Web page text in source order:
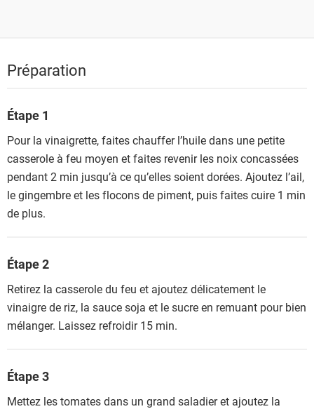
Préparation
Étape 1
Pour la vinaigrette, faites chauffer l’huile dans une petite
casserole à feu moyen et faites revenir les noix concassées
pendant 2 min jusqu’à ce qu’elles soient dorées. Ajoutez l’ail,
le gingembre et les flocons de piment, puis faites cuire 1 min
de plus.
Étape 2
Retirez la casserole du feu et ajoutez délicatement le
vinaigre de riz, la sauce soja et le sucre en remuant pour bien
mélanger. Laissez refroidir 15 min.
Étape 3
Mettez les tomates dans un grand saladier et ajoutez la